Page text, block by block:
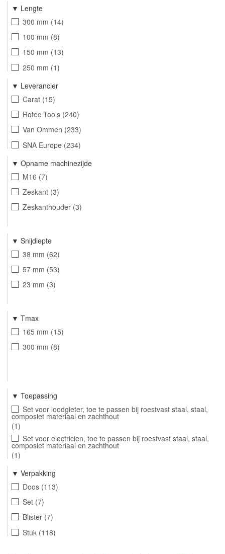
19 tot en met 68
16 tot en met 76 inclusief 64
16 tot en met 76 inclusief 68
22 tot en met 65
16 tot en met 76
Lengte
300 mm 14
100 mm 8
150 mm 13
250 mm 1
90 mm 2
Leverancier
Carat 15
Rotec Tools 240
Van Ommen 233
SNA Europe 234
Labor Internationaal
ASF Fischer
Opname machinezijde
M16 7
Zeskant 3
Zeskanthouder 3
Snijdiepte
38 mm 62
57 mm 53
23 mm 3
Tmax
165 mm 15
300 mm 8
Toepassing
Set voor loodgieter, toe te passen bij roestvast staal, staal,
composiet materiaal en zachthout
1
Set voor electricien, toe te passen bij roestvast staal, staal,
composiet materiaal en zachthout
1
staal, staal, composiet materiaal en zachthout
2
Verpakking
Doos 113
Set 7
Blister 7
Stuk 118